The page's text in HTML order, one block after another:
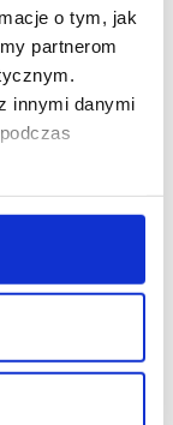
o tym, jak
partnerom
innymi danymi
mają
centrum.
w galerii.
zabaw
można
się
najmu